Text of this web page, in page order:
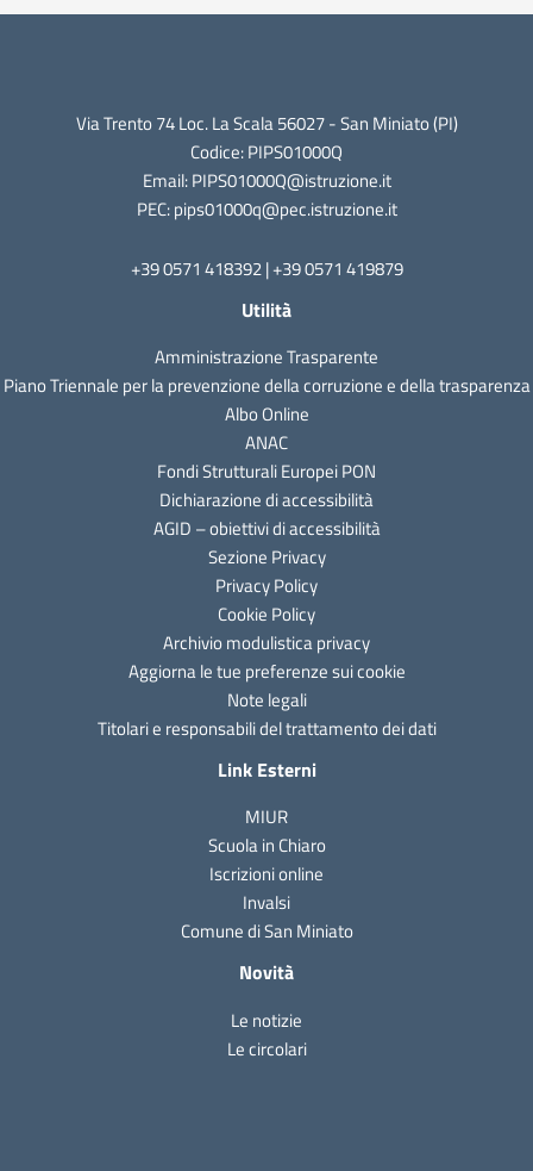
Via Trento 74 Loc. La Scala 56027 - San Miniato (PI)
Codice: PIPS01000Q
Email: PIPS01000Q@istruzione.it
PEC: pips01000q@pec.istruzione.it
+39 0571 418392 | +39 0571 419879
Utilità
Amministrazione Trasparente
Piano Triennale per la prevenzione della corruzione e della trasparenza
Albo Online
ANAC
Fondi Strutturali Europei PON
Dichiarazione di accessibilità
AGID – obiettivi di accessibilità
Sezione Privacy
Privacy Policy
Cookie Policy
Archivio modulistica privacy
Aggiorna le tue preferenze sui cookie
Note legali
Titolari e responsabili del trattamento dei dati
Link Esterni
MIUR
Scuola in Chiaro
Iscrizioni online
Invalsi
Comune di San Miniato
Novità
Le notizie
Le circolari